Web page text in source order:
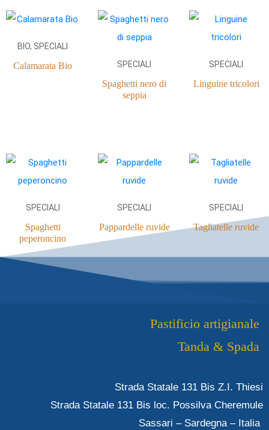
BIO, SPECIALI
Calamarata Bio SPECIALI
Spaghetti nero di
seppia
SPECIALI
Linguine tricolori
SPECIALI
Spaghetti
peperoncino
SPECIALI
Pappardelle ruvide
SPECIALI
Tagliatelle ruvide
Pastificio artigianale
Tanda & Spada
Strada Statale 131 Bis Z.I. Thiesi
Strada Statale 131 Bis loc. Possilva Cheremule
Sassari – Sardegna – Italia